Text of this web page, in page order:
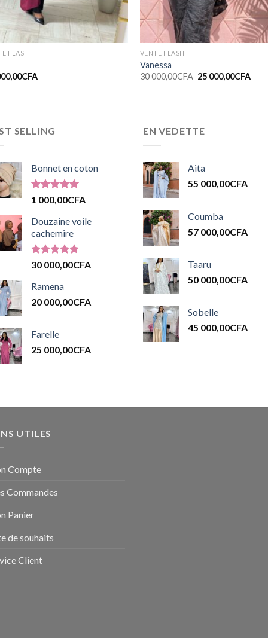
FLASH
CFA
VENTE FLASH
Vanessa
30 000,00CFA 25 000,00CFA
SELLING
Bonnet en coton
Note5.00
1 000,00CFA
Douzaine voile
cachemire
Note5.00
30 000,00CFA
Ramena
20 000,00CFA
Farelle
25 000,00CFA
EN VEDETTE
Aita
55 000,00CFA
Coumba
57 000,00CFA
Taaru
50 000,00CFA
Sobelle
45 000,00CFA
UTILES
Compte
Commandes
Panier
de souhaits
Client